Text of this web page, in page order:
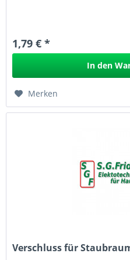
1,79 € *
In den
Merken
Verschluss für